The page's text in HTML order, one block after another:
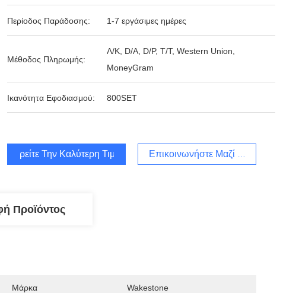
Περίοδος Παράδοσης: 1-7 εργάσιμες ημέρες
Μέθοδος Πληρωμής:
Λ/Κ, D/A, D/P, T/T, Western Union,
MoneyGram
Ικανότητα Εφοδιασμού: 800SET
Βρείτε Την Καλύτερη Τιμή Επικοινωνήστε Μαζί Μας
Προϊόντος
Μάρκα Wakestone